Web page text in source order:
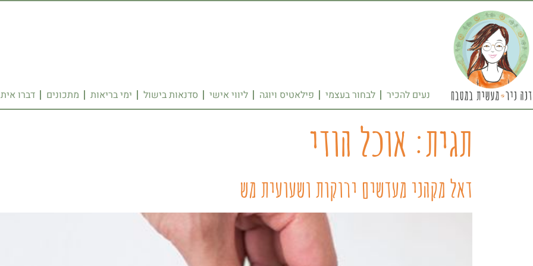
נעים להכיר לבחור בעצמי פילאטיס ויוגה ליווי אישי סדנאות בישול ימי בריאות מתכונים דברו
תגית: אוכל הודי
דאל מקהני מעדשים ירוקות ושעועית מש